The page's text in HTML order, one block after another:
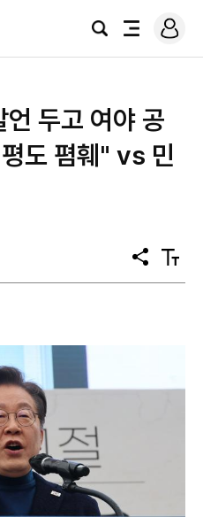
검
전
로
그
두고 여야 공
도 폄훼" vs 민
공
유
텍
스